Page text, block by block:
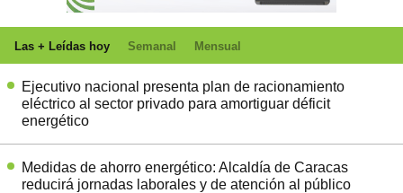
Las + Leídas hoy Semanal Mensual
Ejecutivo nacional presenta plan de racionamiento
eléctrico al sector privado para amortiguar déficit
energético
Medidas de ahorro energético: Alcaldía de Caracas
reducirá jornadas laborales y de atención al público